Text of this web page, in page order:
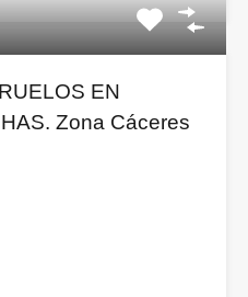
EN
Zona Cáceres